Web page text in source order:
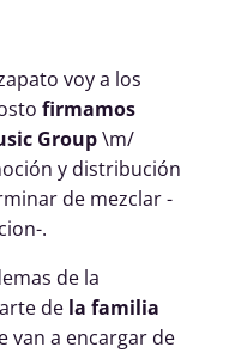
voy a los
firmamos
Group\m/
y distribución
de mezclar -
.
de la
de la familia
van a encargar de